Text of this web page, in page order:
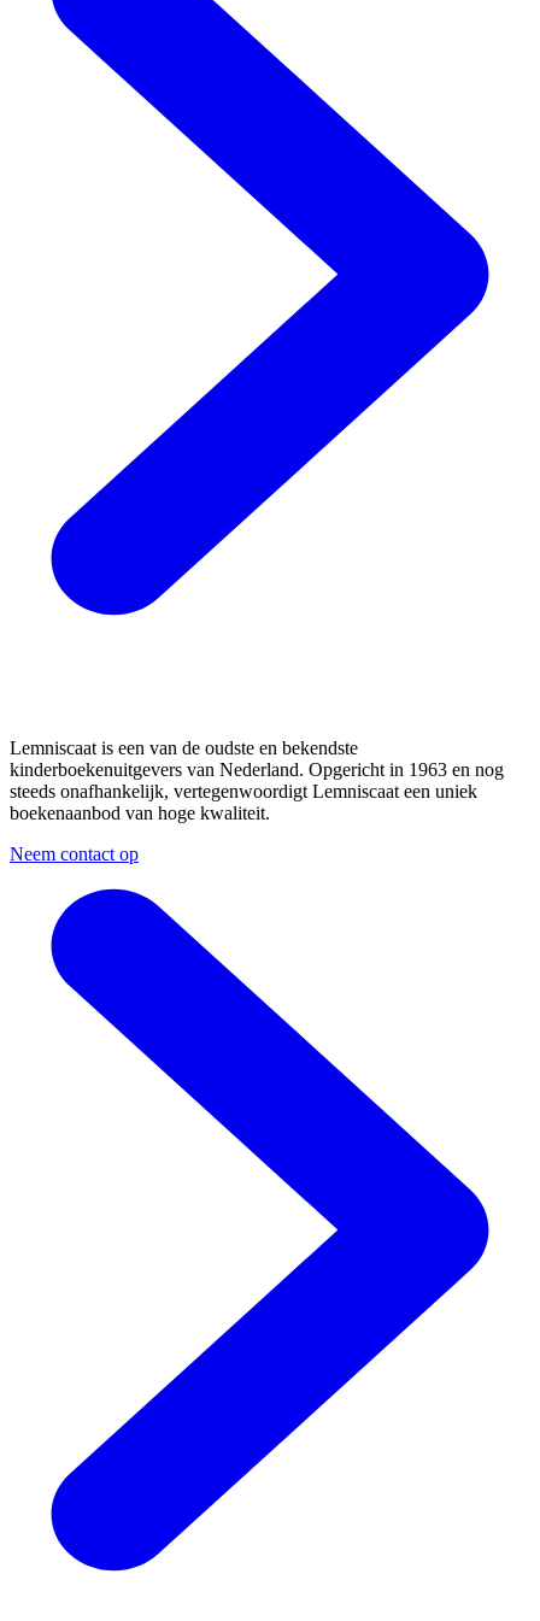
Lemniscaat is een van de oudste en bekendste
kinderboekenuitgevers van Nederland. Opgericht in 1963 en nog
steeds onafhankelijk, vertegenwoordigt Lemniscaat een uniek
boekenaanbod van hoge kwaliteit.
Neem contact op